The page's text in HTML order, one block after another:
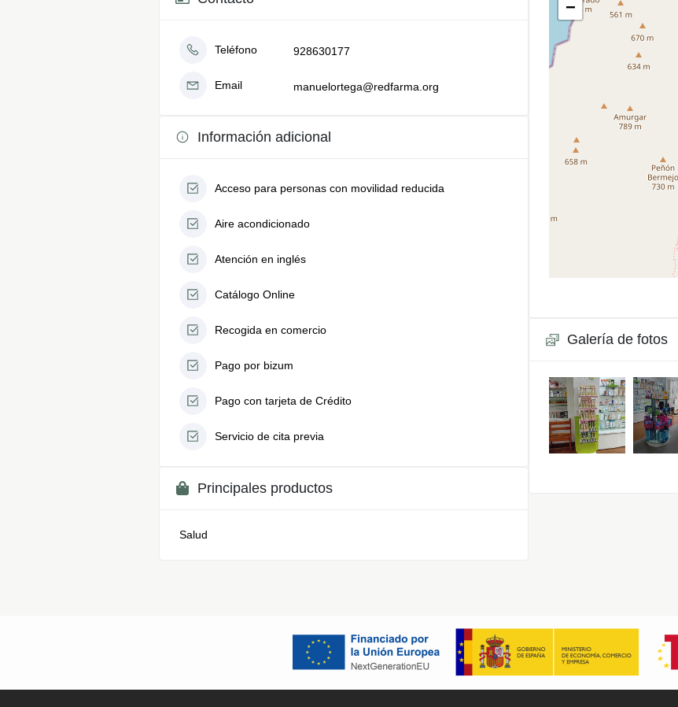
Teléfono 928630177
Email manuelortega@redfarma.org
Información adicional
Acceso para personas con movilidad reducida
Aire acondicionado
Atención en inglés
Catálogo Online
Recogida en comercio
Pago por bizum
Pago con tarjeta de Crédito
Servicio de cita previa
Principales productos
Salud
−
Galería de fotos